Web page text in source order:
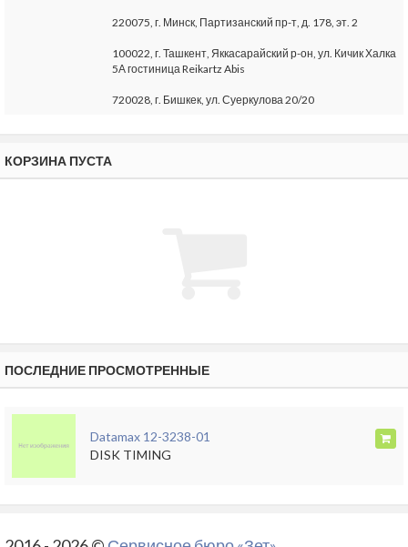
220075, г. Минск, Партизанский пр-т, д. 178, эт. 2
100022, г. Ташкент, Яккасарайский р-он, ул. Кичик Халка
5А гостиница Reikartz Abis
720028, г. Бишкек, ул. Суеркулова 20/20
КОРЗИНА ПУСТА
ПОСЛЕДНИЕ ПРОСМОТРЕННЫЕ
Datamax 12-3238-01
DISK TIMING